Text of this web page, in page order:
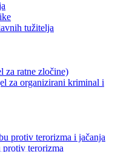
tužitelja
za ratne zločine)
za organizirani kriminal i
protiv terorizma i jačanja
protiv terorizma